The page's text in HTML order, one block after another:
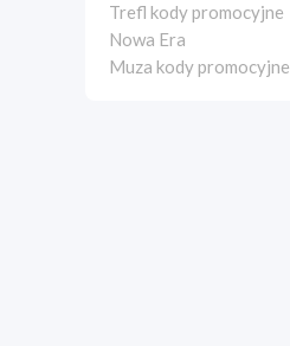
Trefl kody promocyjne
Nowa Era
Muza kody promocyjne